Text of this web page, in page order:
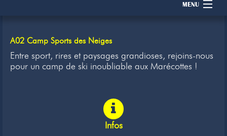
MENU
Membres
Inscription
A02 Camp Sports des Neiges
Entre sport, rires et paysages grandioses, rejoins-nous
pour un camp de ski inoubliable aux Marécottes !
Infos